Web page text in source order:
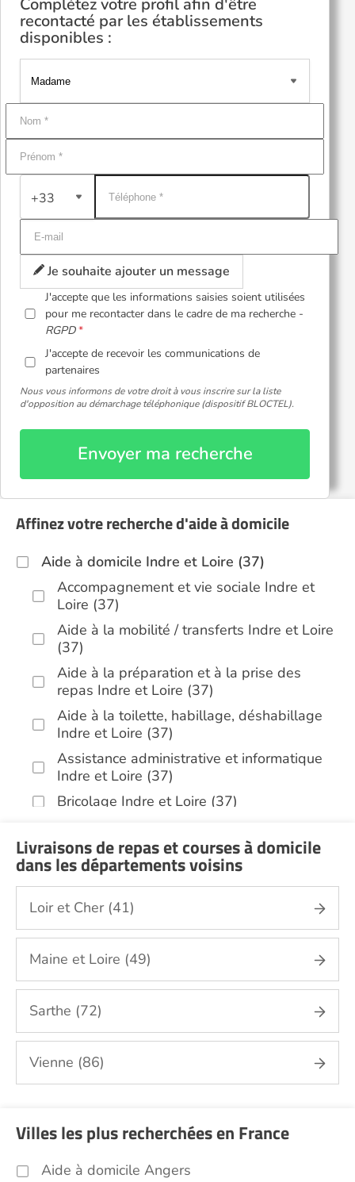
Complétez votre profil afin d'être
recontacté par les établissements
disponibles :
+33
Je souhaite ajouter un message
J'accepte que les informations saisies soient utilisées
pour me recontacter dans le cadre de ma recherche -
RGPD
J'accepte de recevoir les communications de
partenaires
Nous vous informons de votre droit à vous inscrire sur la liste
d'opposition au démarchage téléphonique (dispositif BLOCTEL).
Envoyer ma recherche
Affinez votre recherche d'aide à domicile
Aide à domicile Indre et Loire (37)
Accompagnement et vie sociale Indre et
Loire (37)
Aide à la mobilité / transferts Indre et Loire
(37)
Aide à la préparation et à la prise des
repas Indre et Loire (37)
Aide à la toilette, habillage, déshabillage
Indre et Loire (37)
Assistance administrative et informatique
Indre et Loire (37)
Bricolage Indre et Loire (37)
Hospitalisation à domicile Indre et Loire
(37)
Jardinage Indre et Loire (37)
Entretien du cadre de vie, ménage,
repassage, gestion du linge Indre et Loire
(37)
Portage de repas Indre et Loire (37)
Sorties (promenades, rendez-vous
médicaux...) Indre et Loire (37)
Soins esthétiques Indre et Loire (37)
Autres aides à domicile Indre et Loire (37)
Livraisons de repas et courses à domicile
dans les départements voisins
Loir et Cher (41)
Maine et Loire (49)
Sarthe (72)
Vienne (86)
Villes les plus recherchées en France
Aide à domicile Angers